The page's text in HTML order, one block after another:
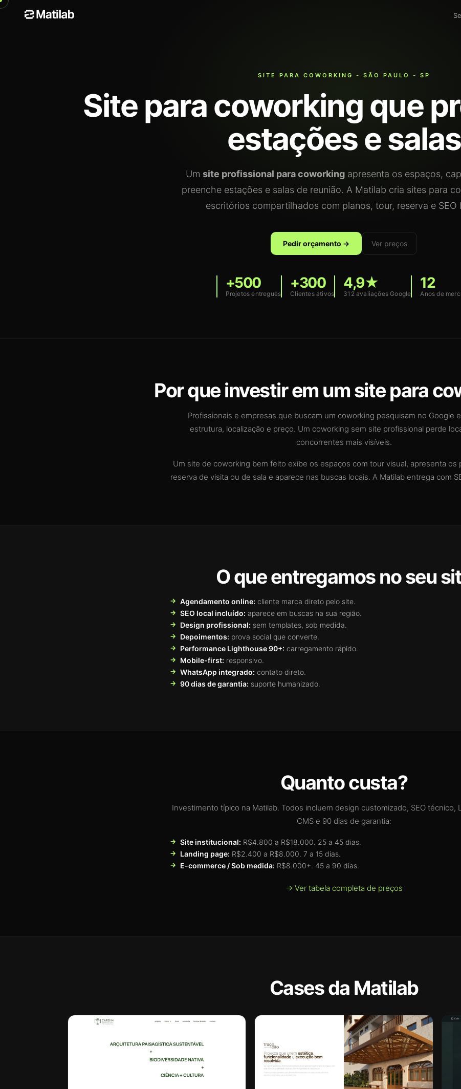
SITE PARA COWORKING - SÃO PAULO - SP
Site para coworking que
estações e salas
Um site profissional para coworkingapresenta os espaços,
preenche estações e salas de reunião. A Matilab cria sites para
escritórios compartilhados com planos, tour, reserva e SEO
Pedir orçamento → Ver preços
+500
Projetos entregues
+300
Clientes ativos
4,9★
312 avaliações Google
12
Anos de
Por que investir em um site para
Profissionais e empresas que buscam um coworking pesquisam no Google
estrutura, localização e preço. Um coworking sem site profissional perde
concorrentes mais visíveis.
Um site de coworking bem feito exibe os espaços com tour visual, apresenta os
reserva de visita ou de sala e aparece nas buscas locais. A Matilab entrega com
O que entregamos no seu
Agendamento online: cliente marca direto pelo site.
SEO local incluído: aparece em buscas na sua região.
Design profissional: sem templates, sob medida.
Depoimentos: prova social que converte.
Performance Lighthouse 90+: carregamento rápido.
Mobile-first: responsivo.
WhatsApp integrado: contato direto.
90 dias de garantia: suporte humanizado.
Quanto custa?
Investimento típico na Matilab. Todos incluem design customizado, SEO técnico,
CMS e 90 dias de garantia:
Site institucional: R$4.800 a R$18.000. 25 a 45 dias.
Landing page: R$2.400 a R$8.000. 7 a 15 dias.
E-commerce / Sob medida: R$8.000+. 45 a 90 dias.
→ Ver tabela completa de preços
Cases da Matilab